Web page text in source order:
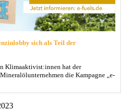
sich als Teil der
Klimaaktivist:innen hat der
die Kampagne „e-